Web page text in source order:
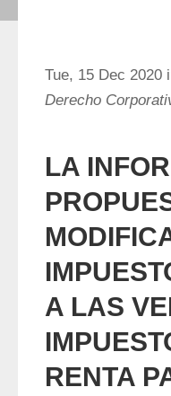
Tue, 15 Dec 2020
Derecho
LA
A LAS
RENTA